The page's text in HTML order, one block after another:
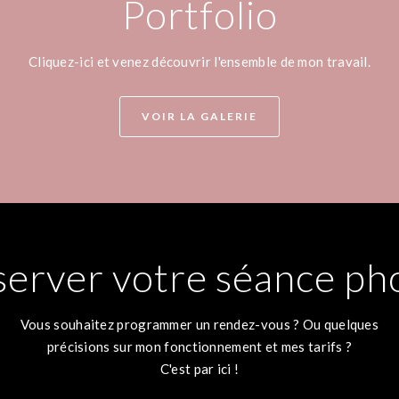
Portfolio
Cliquez-ici et venez découvrir l'ensemble de mon travail.
VOIR LA GALERIE
votre séance
Vous souhaitez programmer un rendez-vous ? Ou quelques
précisions sur mon fonctionnement et mes tarifs ?
C'est par ici !